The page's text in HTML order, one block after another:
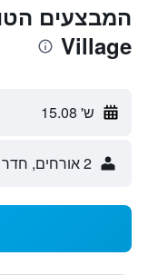
Village
ש' 15.08
2 אורחים, חדר 1